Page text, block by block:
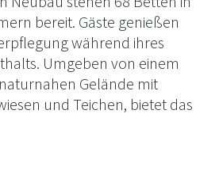
bereit. Gäste genießen
während ihres
Umgeben von einem
Gelände mit
und Teichen, bietet das